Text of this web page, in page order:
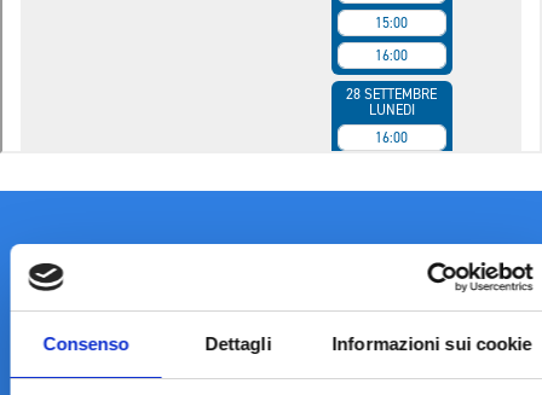
Consenso Dettagli Informazioni sui cookie
LA STRUTTURA